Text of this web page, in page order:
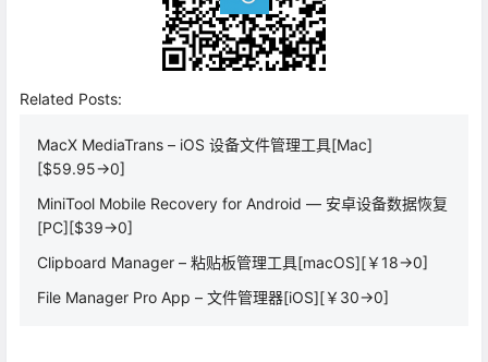
Related Posts:
MacX MediaTrans – iOS 设备文件管理工具[Mac]
[$59.95→0]
MiniTool Mobile Recovery for Android — 安卓设备数据恢复
[PC][$39→0]
Clipboard Manager – 粘贴板管理工具[macOS][￥18→0]
File Manager Pro App – 文件管理器[iOS][￥30→0]